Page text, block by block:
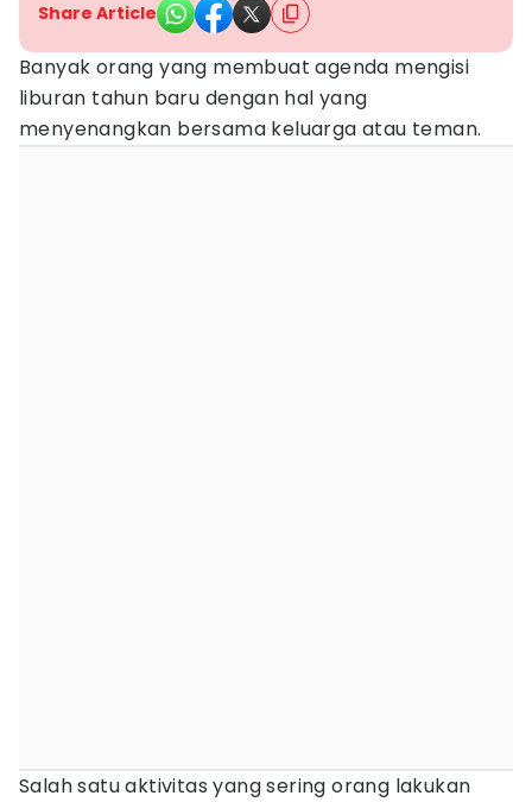
Share Article
Banyak orang yang membuat agenda mengisi
liburan tahun baru dengan hal yang
menyenangkan bersama keluarga atau teman.
Salah satu aktivitas yang sering orang lakukan